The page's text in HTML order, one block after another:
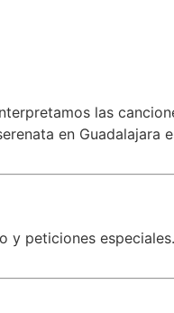
las
en Guadalajara
peticiones